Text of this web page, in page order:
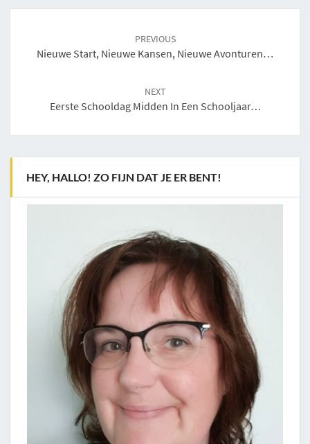
PREVIOUS
Nieuwe Start, Nieuwe Kansen, Nieuwe Avonturen…
NEXT
Eerste Schooldag Midden In Een Schooljaar…
HEY, HALLO! ZO FIJN DAT JE ER BENT!